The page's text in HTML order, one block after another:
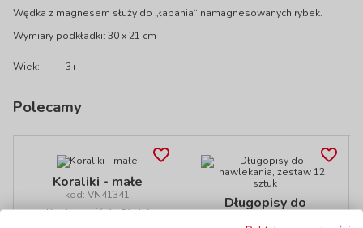
Wędka z magnesem służy do „łapania“ namagnesowanych rybek.
Wymiary podkładki: 30 x 21 cm
Wiek: 3+
Polecamy
Koraliki - małe
kod: VN41341
Dostępnośćdo 21 dni
Długopisy do